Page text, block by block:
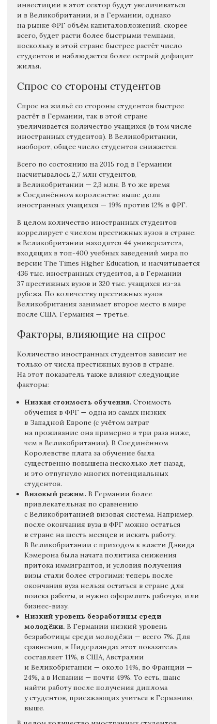
инвестиции в этот сектор будут увеличиваться
и в Великобритании, и в Германии, однако
на рынке ФРГ объём капиталовложений, скорее
всего, будет расти более быстрыми темпами,
поскольку в этой стране быстрее растёт число
студентов и наблюдается более острый дефицит
жилья.
Спрос со стороны студентов
Спрос на жильё со стороны студентов быстрее
растёт в Германии, так в этой стране
увеличивается количество учащихся (в том числе
иностранных студентов). В Великобритании,
наоборот, общее число студентов снижается.
Всего по состоянию на 2015 год в Германии
насчитывалось 2,7 млн студентов,
в Великобритании — 2,3 млн. В то же время
в Соединённом королевстве выше доля
иностранных учащихся — 19% против 12% в ФРГ.
В целом количество иностранных студентов
коррелирует с числом престижных вузов в стране:
в Великобритании находятся 44 университета,
входящих в топ-400 учебных заведений мира по
версии The Times Higher Education, и насчитывается
436 тыс. иностранных студентов, а в Германии
37 престижных вузов и 320 тыс. учащихся из-за
рубежа. По количеству престижных вузов
Великобритания занимает второе место в мире
после США, Германия — третье.
Факторы, влияющие на спрос
Количество иностранных студентов зависит не
только от числа престижных вузов в стране.
На этот показатель также влияют следующие
факторы:
Низкая стоимость обучения. Стоимость
обучения в ФРГ — одна из самых низких
в Западной Европе (с учётом затрат
на проживание она примерно в три раза ниже,
чем в Великобритании). В Соединённом
Королевстве плата за обучение была
существенно повышена несколько лет назад,
и это отпугнуло многих потенциальных
студентов.
Визовый режим. В Германии более
привлекательная по сравнению
с Великобританией визовая система. Например,
после окончания вуза в ФРГ можно остаться
в стране на шесть месяцев и искать работу.
В Великобритании с приходом к власти Дэвида
Кэмерона была начата политика снижения
притока иммигрантов, и условия получения
визы стали более строгими: теперь после
окончания вуза нельзя остаться в стране для
поиска работы, и нужно оформлять рабочую, или
бизнес-визу.
Низкий уровень безработицы среди
молодёжи. В Германии низкий уровень
безработицы среди молодёжи — всего 7%. Для
сравнения, в Нидерландах этот показатель
составляет 11%, в США, Австралии
и Великобритании — около 14%, во Франции —
24%, а в Испании — почти 49%. То есть, шанс
найти работу после получения диплома
у студентов, приезжающих учиться в Германию,
выше.